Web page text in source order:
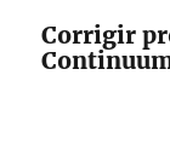
Corrigir